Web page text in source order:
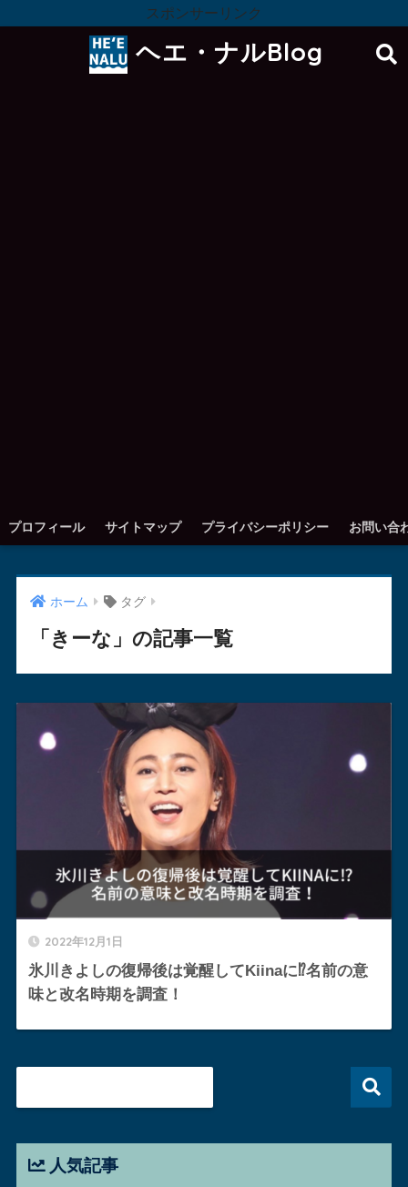
スポンサーリンク
ヘエ・ナルBlog
プロフィール サイトマップ プライバシーポリシー お問い合
ホーム タグ
「きーな」の記事一覧
2022年12月1日
氷川きよしの復帰後は覚醒してKiinaに⁉︎名前の意
味と改名時期を調査！
人気記事